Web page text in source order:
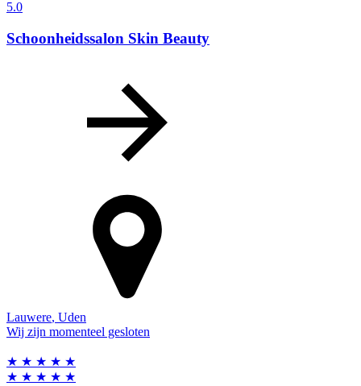
5.0
Schoonheidssalon Skin Beauty
Lauwere, Uden
Wij zijn momenteel gesloten
★ ★ ★ ★ ★
★ ★ ★ ★ ★